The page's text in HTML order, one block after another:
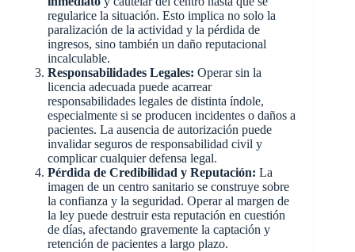
regularice la situación. Esto implica no solo la
paralización de la actividad y la pérdida de
ingresos, sino también un daño reputacional
incalculable.
Responsabilidades Legales: Operar sin la
licencia adecuada puede acarrear
responsabilidades legales de distinta índole,
especialmente si se producen incidentes o daños a
pacientes. La ausencia de autorización puede
invalidar seguros de responsabilidad civil y
complicar cualquier defensa legal.
Pérdida de Credibilidad y Reputación: La
imagen de un centro sanitario se construye sobre
la confianza y la seguridad. Operar al margen de
la ley puede destruir esta reputación en cuestión
de días, afectando gravemente la captación y
retención de pacientes a largo plazo.